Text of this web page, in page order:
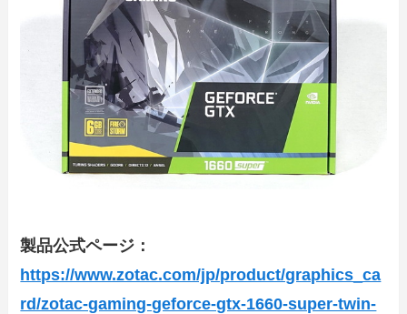
製品公式ページ：
https://www.zotac.com/jp/product/graphics_ca
rd/zotac-gaming-geforce-gtx-1660-super-twin-